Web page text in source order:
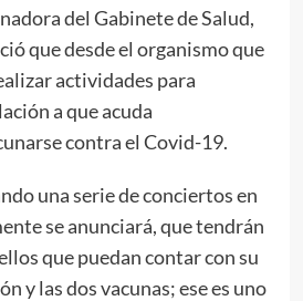
del Gabinete de Salud,
que desde el organismo que
actividades para
a que acuda
contra el Covid-19.
una serie de conciertos en
se anunciará, que tendrán
que puedan contar con su
y las dos vacunas; ese es uno